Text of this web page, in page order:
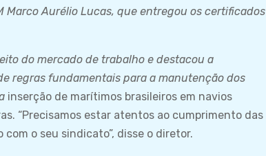
Aurélio Lucas, que entregou os certificados
do mercado de trabalho e destacou a
regras fundamentais para a manutenção dos
inserção de marítimos brasileiros em navios
“Precisamos estar atentos ao cumprimento das
o seu sindicato”, disse o diretor.